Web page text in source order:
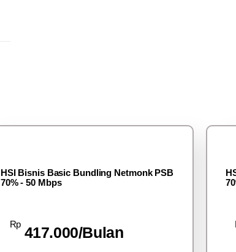
HSI Bisnis Basic Bundling Netmonk PSB
70% - 50 Mbps
Rp 417.000/Bulan